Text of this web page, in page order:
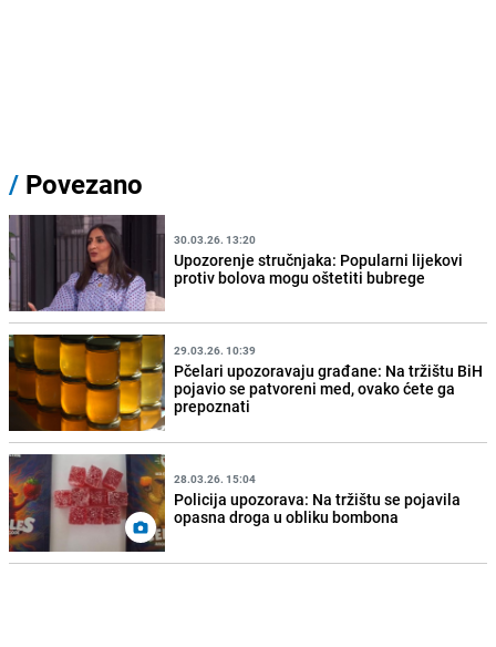
/ Povezano
30.03.26. 13:20
Upozorenje stručnjaka: Popularni lijekovi
protiv bolova mogu oštetiti bubrege
29.03.26. 10:39
Pčelari upozoravaju građane: Na tržištu BiH
pojavio se patvoreni med, ovako ćete ga
prepoznati
28.03.26. 15:04
Policija upozorava: Na tržištu se pojavila
opasna droga u obliku bombona